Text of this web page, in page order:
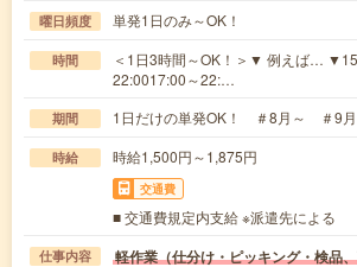
曜日頻度 単発1日のみ～OK！
時間
＜1日3時間～OK！＞▼ 例えば…
22:0017:00～22:…
期間 1日だけの単発OK！ ＃8月～ ＃9月
時給 時給1,500円～1,875円
交通費
■ 交通費規定内支給 ※派遣先による
仕事内容 軽作業（仕分け・ピッキング・検品